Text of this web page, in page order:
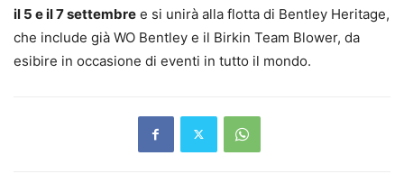
il 5 e il 7 settembre e si unirà alla flotta di Bentley Heritage,
che include già WO Bentley e il Birkin Team Blower, da
esibire in occasione di eventi in tutto il mondo.